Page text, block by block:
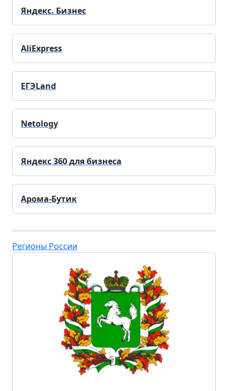
Яндекс. Бизнес
AliExpress
ЕГЭLand
Netology
Яндекс 360 для бизнеса
Арома-Бутик
Регионы России